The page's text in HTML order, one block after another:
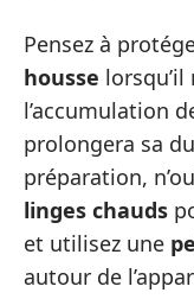
Pensez à
housse lorsqu’il
l’accumulation
prolongera sa
préparation,
linges chauds
et utilisez une
autour de